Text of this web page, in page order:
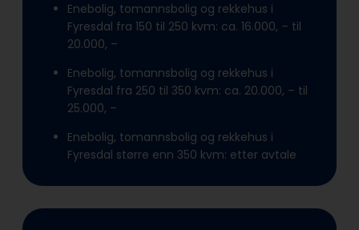
Enebolig, tomannsbolig og rekkehus i
Fyresdal fra 150 til 250 kvm: ca. 16.000, – til
20.000, –
Enebolig, tomannsbolig og rekkehus i
Fyresdal fra 250 til 350 kvm: ca. 20.000, – til
25.000, –
Enebolig, tomannsbolig og rekkehus i
Fyresdal større enn 350 kvm: etter avtale